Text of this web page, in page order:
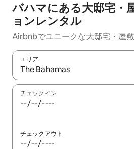
バハマにある大邸宅・
ョンレンタル
Airbnbでユニークな大邸宅・屋
エリア
検索結果が表示されたら、上下の
チェックイン
チェックアウト